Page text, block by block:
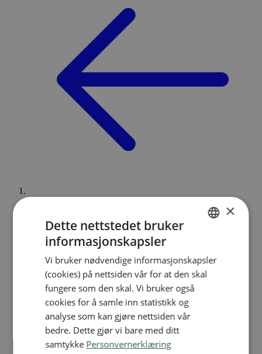
ENGLISH
×
Dette nettstedet bruker
informasjonskapsler
Vi bruker nødvendige informasjonskapsler
(cookies) på nettsiden vår for at den skal
fungere som den skal. Vi bruker også
cookies for å samle inn statistikk og
analyse som kan gjøre nettsiden vår
bedre. Dette gjør vi bare med ditt
samtykke Personvernerklæring